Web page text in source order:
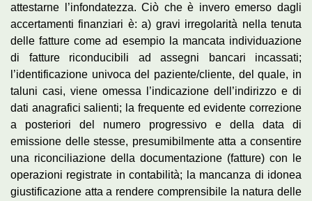
attestarne l’infondatezza. Ciò che è invero emerso dagli
accertamenti finanziari è: a) gravi irregolarità nella tenuta
delle fatture come ad esempio la mancata individuazione
di fatture riconducibili ad assegni bancari incassati;
l’identificazione univoca del paziente/cliente, del quale, in
taluni casi, viene omessa l’indicazione dell’indirizzo e di
dati anagrafici salienti; la frequente ed evidente correzione
a posteriori del numero progressivo e della data di
emissione delle stesse, presumibilmente atta a consentire
una riconciliazione della documentazione (fatture) con le
operazioni registrate in contabilità; la mancanza di idonea
giustificazione atta a rendere comprensibile la natura delle